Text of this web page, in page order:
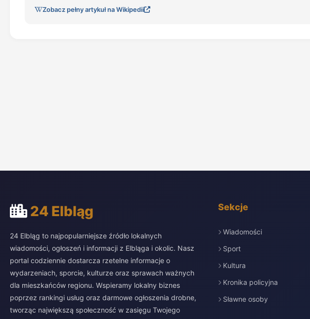
Zobacz pełny artykuł na Wikipedii
24 Elbląg
24 Elbląg to najpopularniejsze źródło lokalnych
wiadomości, ogłoszeń i informacji z Elbląga i okolic. Nasz
portal codziennie dostarcza rzetelne informacje o
wydarzeniach, sporcie, kulturze oraz sprawach ważnych
dla mieszkańców regionu. Wspieramy lokalny biznes
poprzez rankingi usług oraz darmowe ogłoszenia drobne,
tworząc największą społeczność w zasięgu Twojego
Sekcje
Wiadomości
Sport
Kultura
Kronika policyjna
Sławne osoby